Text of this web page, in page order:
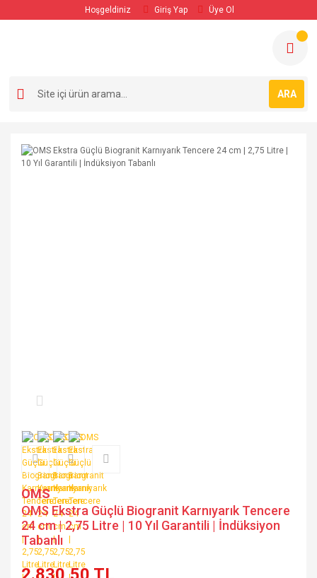
Hoşgeldiniz Giriş Yap Üye Ol
ARA
OMS
OMS Ekstra Güçlü Biogranit Karnıyarık Tencere
24 cm | 2,75 Litre | 10 Yıl Garantili | İndüksiyon
Tabanlı